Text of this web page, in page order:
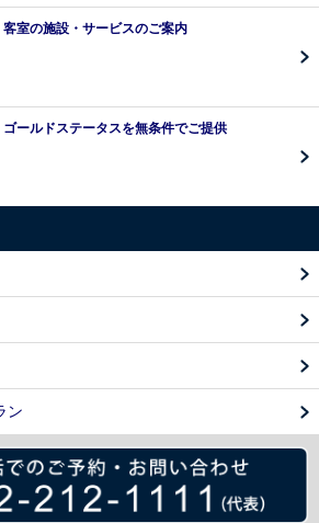
客室の施設・サービスのご案内
ゴールドステータスを無条件でご提供
ン